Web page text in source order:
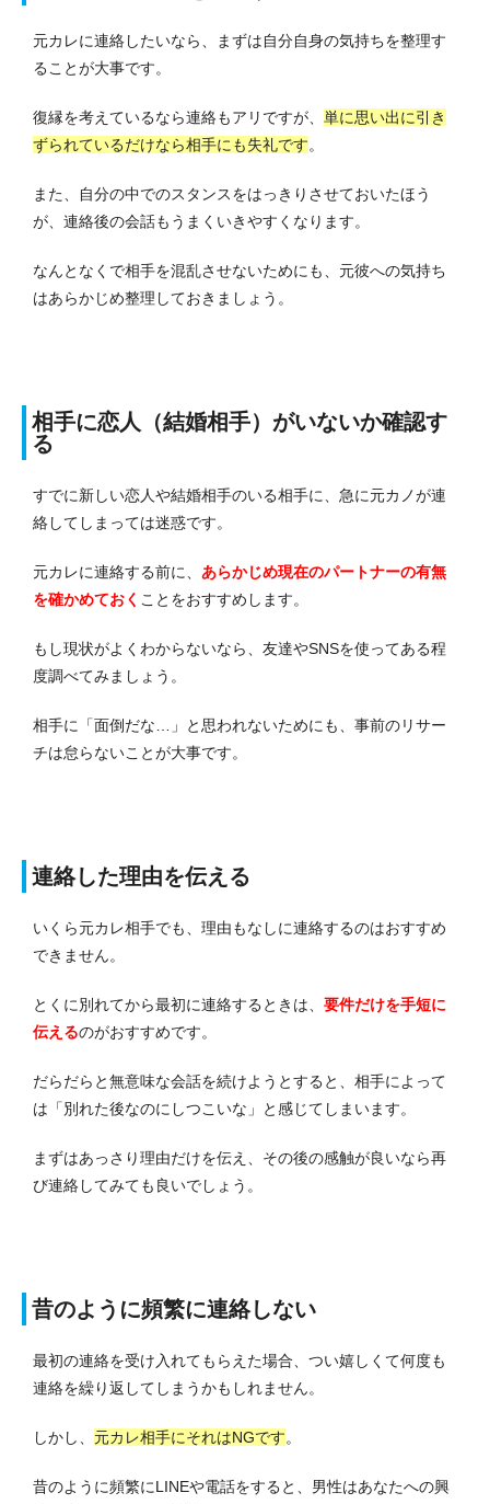
元カレに連絡したいなら、まずは自分自身の気持ちを整理す
ることが大事です。
復縁を考えているなら連絡もアリですが、 単に思い出に引き
ずられているだけなら相手にも失礼です。
また、自分の中でのスタンスをはっきりさせておいたほう
が、連絡後の会話もうまくいきやすくなります。
なんとなくで相手を混乱させないためにも、元彼への気持ち
はあらかじめ整理しておきましょう。
相手に恋人（結婚相手）がいないか確認す
る
すでに新しい恋人や結婚相手のいる相手に、急に元カノが連
絡してしまっては迷惑です。
元カレに連絡する前に、 あらかじめ現在のパートナーの有無
を確かめておく ことをおすすめします。
もし現状がよくわからないなら、友達やSNSを使ってある程
度調べてみましょう。
相手に「面倒だな…」と思われないためにも、事前のリサー
チは怠らないことが大事です。
連絡した理由を伝える
いくら元カレ相手でも、理由もなしに連絡するのはおすすめ
できません。
とくに別れてから最初に連絡するときは、 要件だけを手短に
伝えるのがおすすめです。
だらだらと無意味な会話を続けようとすると、相手によって
は「別れた後なのにしつこいな」と感じてしまいます。
まずはあっさり理由だけを伝え、その後の感触が良いなら再
び連絡してみても良いでしょう。
昔のように頻繁に連絡しない
最初の連絡を受け入れてもらえた場合、つい嬉しくて何度も
連絡を繰り返してしまうかもしれません。
しかし、 元カレ相手にそれはNGです。
昔のように頻繁にLINEや電話をすると、男性はあなたへの興